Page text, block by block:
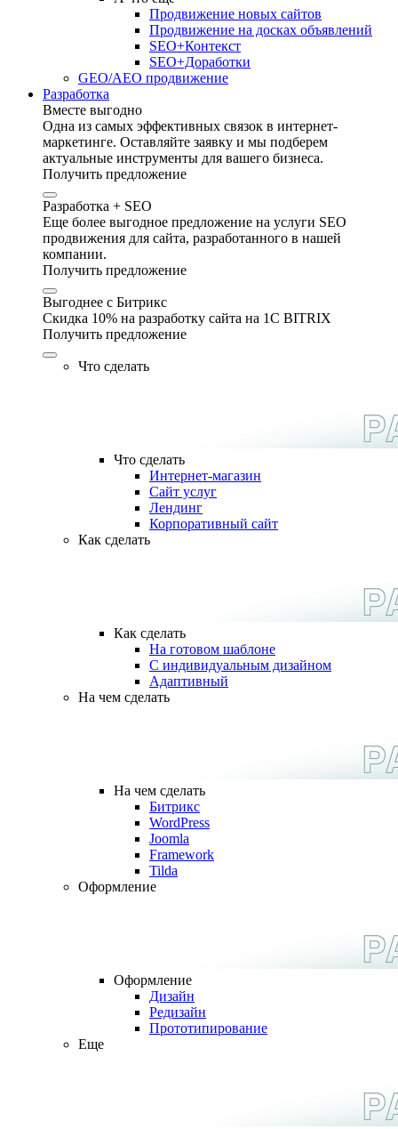
Продвижение новых сайтов
Продвижение на досках объявлений
SEO+Контекст
SEO+Доработки
GEO/AEO продвижение
Разработка
Вместе выгодно
Одна из самых эффективных связок в интернет-
маркетинге. Оставляйте заявку и мы подберем
актуальные инструменты для вашего бизнеса.
Получить предложение
Разработка + SEO
Еще более выгодное предложение на услуги SEO
продвижения для сайта, разработанного в нашей
компании.
Получить предложение
Выгоднее с Битрикс
Скидка 10% на разработку сайта на 1C BITRIX
Получить предложение
Что сделать
Что сделать
Интернет-магазин
Сайт услуг
Лендинг
Корпоративный сайт
Как сделать
Как сделать
На готовом шаблоне
С индивидуальным дизайном
Адаптивный
На чем сделать
На чем сделать
Битрикс
WordPress
Joomla
Framework
Tilda
Оформление
Оформление
Дизайн
Редизайн
Прототипирование
Еще